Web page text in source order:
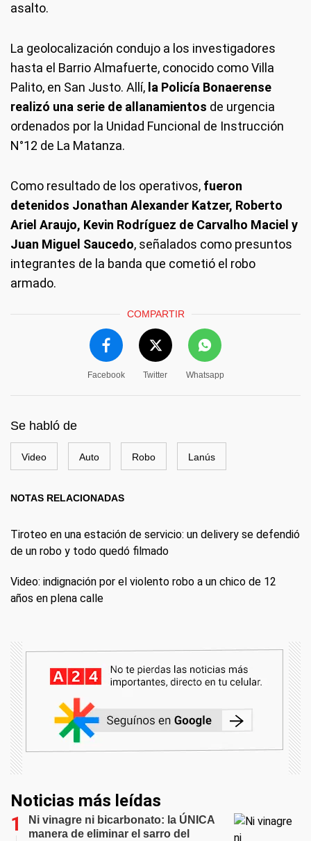
asalto.
La geolocalización condujo a los investigadores
hasta el Barrio Almafuerte, conocido como Villa
Palito, en San Justo. Allí, la Policía Bonaerense
realizó una serie de allanamientos de urgencia
ordenados por la Unidad Funcional de Instrucción
N°12 de La Matanza.
Como resultado de los operativos, fueron
detenidos Jonathan Alexander Katzer, Roberto
Ariel Araujo, Kevin Rodríguez de Carvalho Maciel y
Juan Miguel Saucedo, señalados como presuntos
integrantes de la banda que cometió el robo
armado.
COMPARTIR
Facebook Twitter Whatsapp
Se habló de
Video Auto Robo Lanús
NOTAS RELACIONADAS
Tiroteo en una estación de servicio: un delivery se defendió
de un robo y todo quedó filmado
Video: indignación por el violento robo a un chico de 12
años en plena calle
Noticias más leídas
Ni vinagre ni bicarbonato: la ÚNICA
manera de eliminar el sarro del